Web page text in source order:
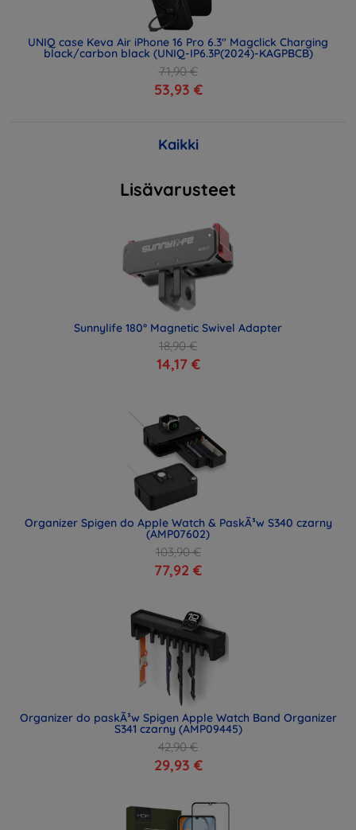
UNIQ case Keva Air iPhone 16 Pro 6.3" Magclick Charging
black/carbon black (UNIQ-IP6.3P(2024)-KAGPBCB)
71,90 €
53,93 €
Kaikki
Lisävarusteet
Sunnylife 180° Magnetic Swivel Adapter
18,90 €
14,17 €
Organizer Spigen do Apple Watch & PaskÃ³w S340 czarny
(AMP07602)
103,90 €
77,92 €
Organizer do paskÃ³w Spigen Apple Watch Band Organizer
S341 czarny (AMP09445)
42,90 €
29,93 €